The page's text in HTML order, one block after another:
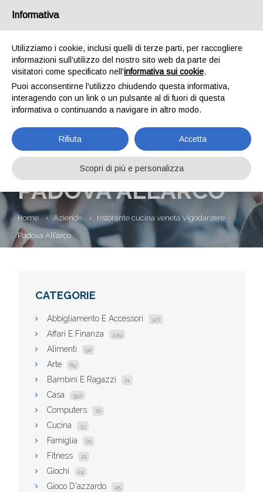
RISTORANTE
CUCINA VENETA
VIGODARZERE
PADOVA ALL’ARCO
Home Aziende
ristorante cucina veneta Vigodarzere
Padova All’arco
CATEGORIE
Abbigliamento E Accessori 327
Affari E Finanza 349
Alimenti 90
Arte 89
Bambini E Ragazzi 21
Casa 397
Computers 70
Cucina 33
Famiglia 20
Fitness 21
Giochi 24
Gioco D'azzardo 45
Informativa
Utilizziamo i cookie, inclusi quelli di terze parti, per raccogliere
informazioni sull’utilizzo del nostro sito web da parte dei
visitatori come specificato nell'informativa sui cookie.
Puoi acconsentirne l'utilizzo chiudendo questa informativa,
interagendo con un link o un pulsante al di fuori di questa
informativa o continuando a navigare in altro modo.
Rifiuta Accetta
Scopri di più e personalizza